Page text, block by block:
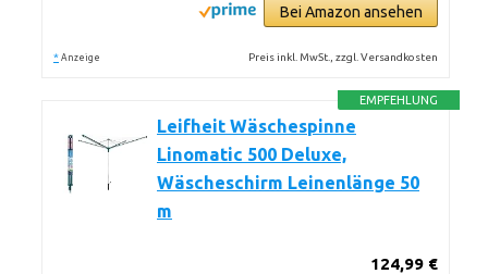
Bei Amazon ansehen
* Anzeige Preis inkl. MwSt., zzgl. Versandkosten
EMPFEHLUNG
Leifheit Wäschespinne
Linomatic 500 Deluxe,
Wäscheschirm Leinenlänge 50
m
124,99 €